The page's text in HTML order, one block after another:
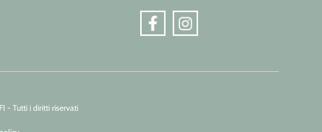
- Tutti i diritti riservati